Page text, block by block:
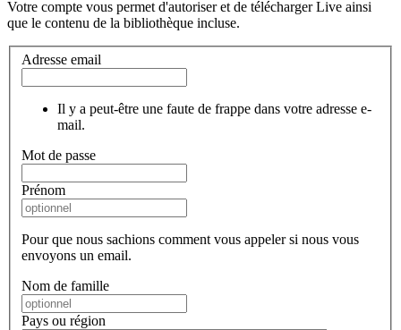
Votre compte vous permet d'autoriser et de télécharger Live ainsi
que le contenu de la bibliothèque incluse.
Adresse email
Il y a peut-être une faute de frappe dans votre adresse e-
mail.
Mot de passe
Prénom
Pour que nous sachions comment vous appeler si nous vous
envoyons un email.
Nom de famille
Pays ou région